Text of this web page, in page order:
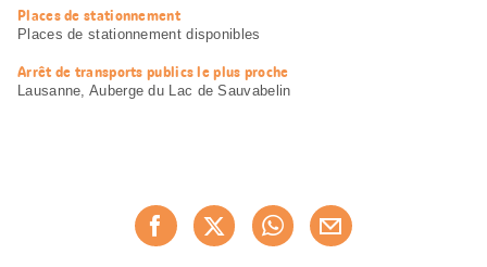
Places de stationnement
Places de stationnement disponibles
Arrêt de transports publics le plus proche
Lausanne, Auberge du Lac de Sauvabelin
Recommander maintenant